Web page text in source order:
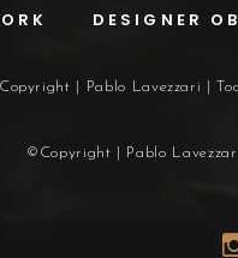
DESIGNER
| Pablo Lavezzari |
©Copyright | Pablo